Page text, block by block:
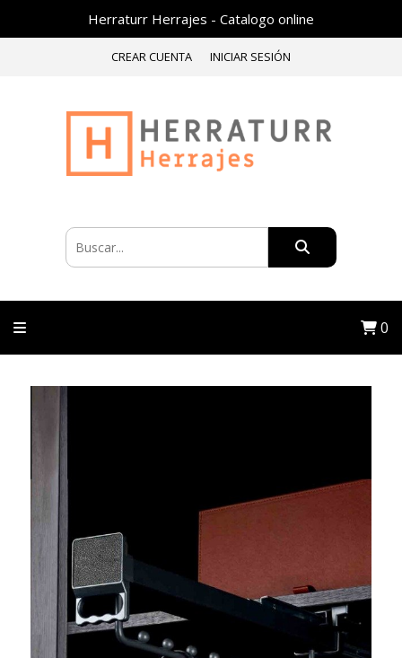
Herraturr Herrajes - Catalogo online
CREAR CUENTA INICIAR SESIÓN
0